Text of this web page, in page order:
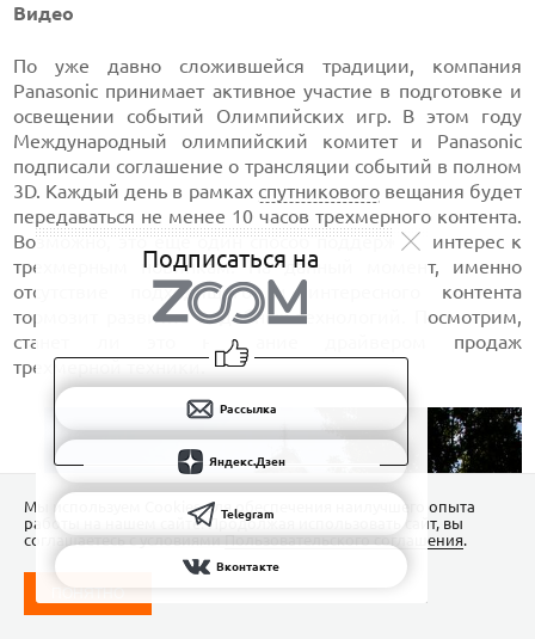
Видео
По уже давно сложившейся традиции, компания
Panasonic принимает активное участие в подготовке и
освещении событий Олимпийских игр. В этом году
Международный олимпийский комитет и Panasonic
подписали соглашение о трансляции событий в полном
3D. Каждый день в рамках спутниковоговещания будет
передаваться не менее 10 часов трехмерного контента.
Возможно, это еще один способ поддержать интерес к
трехмерным новинкам. На данный момент, именно
отсутствие подходящего и интересного контента
тормозит развитие подобных технологий. Посмотрим,
станет ли это начинание драйвером продаж
трехмерной техники.
Подписаться на
Рассылка
Яндекс.Дзен
Telegram
Вконтакте
Мы используем Сookies для обеспечения наилучшего опыта
работы на нашем сайте. Продолжая использовать сайт, вы
соглашаетесь с условиямиПользовательского соглашения.
ПОНЯТНО